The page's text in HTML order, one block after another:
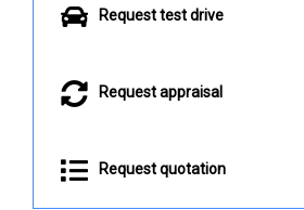
Request test drive
Request appraisal
Request quotation